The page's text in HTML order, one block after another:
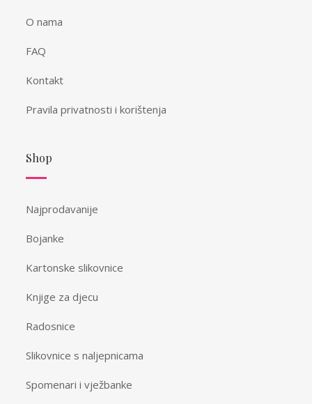
O nama
FAQ
Kontakt
Pravila privatnosti i korištenja
Shop
Najprodavanije
Bojanke
Kartonske slikovnice
Knjige za djecu
Radosnice
Slikovnice s naljepnicama
Spomenari i vježbanke